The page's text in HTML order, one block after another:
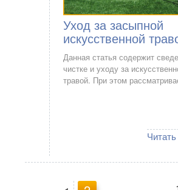
Уход за засыпной
искусственной
Данная статья содержит
чистке и уходу за
травой. При этом